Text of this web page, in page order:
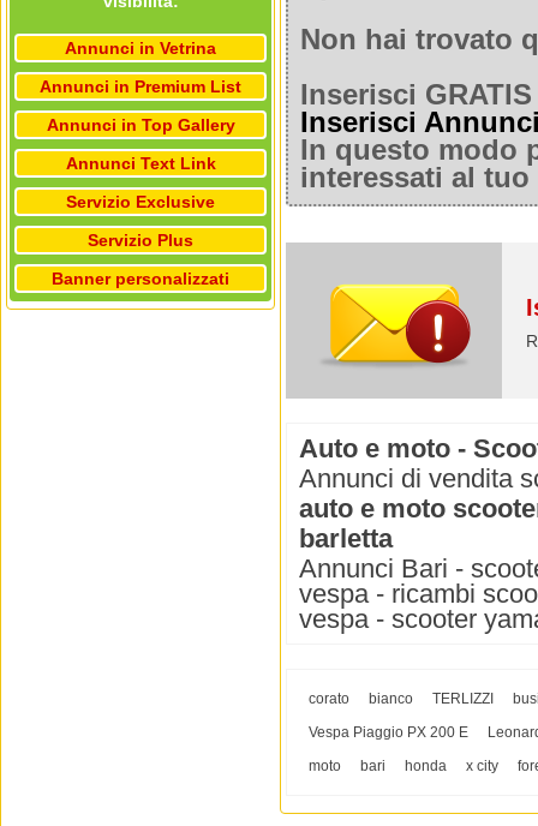
Annunci in Vetrina
Annunci in Premium List
Annunci in Top Gallery
Annunci Text Link
Servizio Exclusive
Servizio Plus
Banner personalizzati
Non hai trovato
Inserisci
Inserisci
In questo modo
interessati al
Auto e moto -
Annunci di vendita
auto e moto
barletta
Annunci Bari -
vespa - ricambi
vespa - scooter
corato bianco TERLIZZI
Vespa Piaggio PX 200 E
moto
bari honda x city